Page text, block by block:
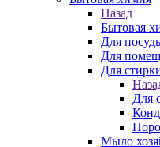
Назад
Бытовая
Для
Для
Для
Для
Мыло